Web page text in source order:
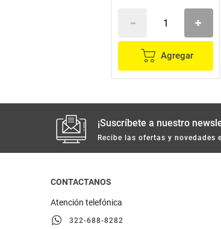
Agregar
¡Suscríbete a nuestro
Recibe las ofertas y novedades
CONTACTANOS
Atención telefónica
322-688-8282